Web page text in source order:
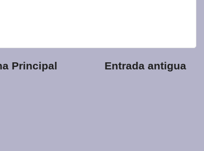
Entrada antigua
Principal